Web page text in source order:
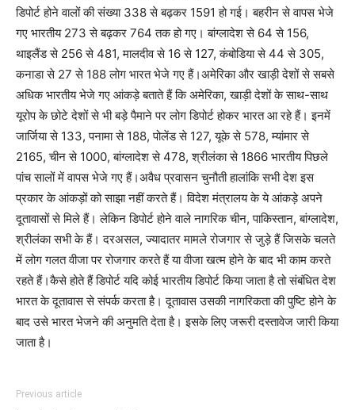
डिपोर्ट होने वालों की संख्या 338 से बढ़कर 1591 हो गई। बहरीन से वापस भेजे
गए भारतीय 273 से बढ़कर 764 तक हो गए। बांग्लादेश से 64 से 156,
थाइलैंड से 256 से 481, मालदीव से 16 से 127, कंबोडिया से 44 से 305,
कनाडा से 27 से 188 लोग भारत भेजे गए हैं।अमेरिका और खाड़ी देशों से सबसे
अधिक भारतीय भेजे गए आंकड़े बताते हैं कि अमेरिका, खाड़ी देशों के साथ-साथ
यूरोप के छोटे देशों से भी बड़े पैमाने पर लोग डिपोर्ट होकर भारत आ रहे हैं। इनमें
जार्जिया से 133, पनामा से 188, पोलेंड से 127, यूके से 578, म्यांमार से
2165, चीन से 1000, बांग्लादेश से 478, श्रीलंका से 1866 भारतीय पिछले
पांच सालों में वापस भेजे गए हैं।अवैध प्रवासन चुनौती हालांकि सभी देश इस
प्रकार के आंकड़ों को साझा नहीं करते हैं। विदेश मंत्रालय के ये आंकड़े अपने
दूतावासों से मिले हैं। लेकिन डिपोर्ट होने वाले नागरिक चीन, पाकिस्तान, बांग्लादेश,
श्रीलंका सभी के हैं। दरअसल, ज्यादातर मामले रोजगार से जुड़े हैं जिसके चलते
में लोग गलत वीजा पर रोजगार करते हैं या वीजा खत्म होने के बाद भी काम करते
रहते हैं।कैसे होते हैं डिपोर्ट यदि कोई भारतीय डिपोर्ट किया जाता है तो संबंधित देश
भारत के दूतावास से संपर्क करता है। दूतावास उसकी नागरिकता की पुष्टि होने के
बाद उसे भारत भेजने की अनुमति देता है। इसके लिए जरूरी दस्तावेज जारी किया
जाता है।
Previous article